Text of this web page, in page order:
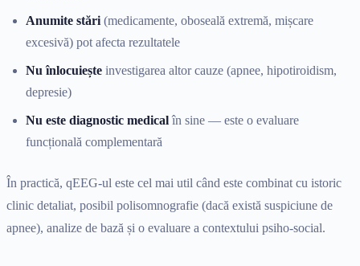
Anumite stări (medicamente, oboseală extremă, mișcare
excesivă) pot afecta rezultatele
Nu înlocuiește investigarea altor cauze (apnee, hipotiroidism,
depresie)
Nu este diagnostic medicalîn sine — este o evaluare
funcțională complementară
În practică, qEEG-ul este cel mai util când este combinat cu istoric
clinic detaliat, posibil polisomnografie (dacă există suspiciune de
apnee), analize de bază și o evaluare a contextului psiho-social.